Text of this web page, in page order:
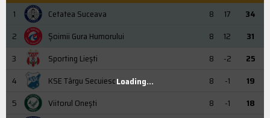
1
Cetatea Suceava 8 17
34
2
Şoimii Gura Humorului 8 12
31
3
Sporting Liești 8 -2
25
4
KSE Târgu Secuiesc 8 -1
19
5
Viitorul Onești 8 -1
18
Loading...